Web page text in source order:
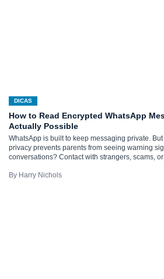
DICAS
How to Read Encrypted WhatsApp
Actually Possible
WhatsApp is built to keep messaging private.
privacy prevents parents from seeing warning
conversations? Contact with strangers, scams,
enabled. Although WhatsApp messages are
Harry Nichols